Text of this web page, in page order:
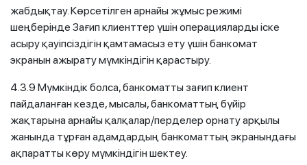
жабдықтау. Көрсетілген арнайы жұмыс режимі
шеңберінде Зағип клиенттер үшін операцияларды іске
асыру қауіпсіздігін қамтамасыз ету үшін банкомат
экранын ажырату мүмкіндігін қарастыру.
4.3.9 Мүмкіндік болса, банкоматты зағип клиент
пайдаланған кезде, мысалы, банкоматтың бүйір
жақтарына арнайы қалқалар/перделер орнату арқылы
жанында тұрған адамдардың банкоматтың экранындағы
ақпаратты көру мүмкіндігін шектеу.